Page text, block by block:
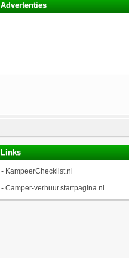
Advertenties
Links
- KampeerChecklist.nl
- Camper-verhuur.startpagina.nl